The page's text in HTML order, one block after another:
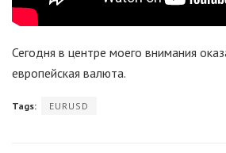
Сегодня в центре моего внимания
европейская валюта.
Tags: EURUSD